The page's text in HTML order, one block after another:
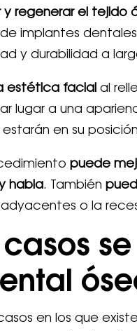
regenerar el tejido
implantes
y durabilidad a
estética facial al
lugar a una
en su
puede
habla. También
o la
casos
en los que